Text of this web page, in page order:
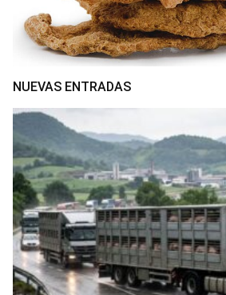
NUEVAS ENTRADAS